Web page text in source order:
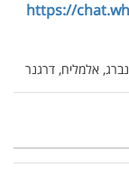
https://
אלמליח, דרגנר